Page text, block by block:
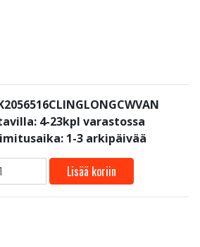
4-23kpl varastossa
1-3 arkipäivää
Lisää koriin